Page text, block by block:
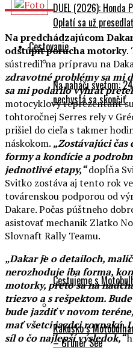
DUEL (2026): Honda
Oplatí sa už
Cestovanie
Na naháči svetom:
nechystá sa skončiť
Cestujeme s
Rakúsko s
– Grüner See
Na predchádzajúcom
odstúpiť porucha motorky.
sústredil na prípravu na
zdravotné problémy sa mi
sa mi podarilo vyhrať
motocyklový reprezentant
tohtoročnej Serres rely v
prišiel do cieľa s takmer
náskokom. „Zostávajúci
formy a kondície a
jednotlivé etapy,“dopĺňa
Svitko zostáva aj tento rok
továrenskou podporou od
Dakare. Počas púštneho
asistovať mechanik Zlatko
Slovnaft Rally Teamu.
„Dakar je o detailoch,
nerozhoduje iba forma,
motorky, preto sa na
triezvo a s rešpektom.
bude jazdiť v novom
mať všetci jazdci rovnakú.
síl o čo najlepší výsledok,“